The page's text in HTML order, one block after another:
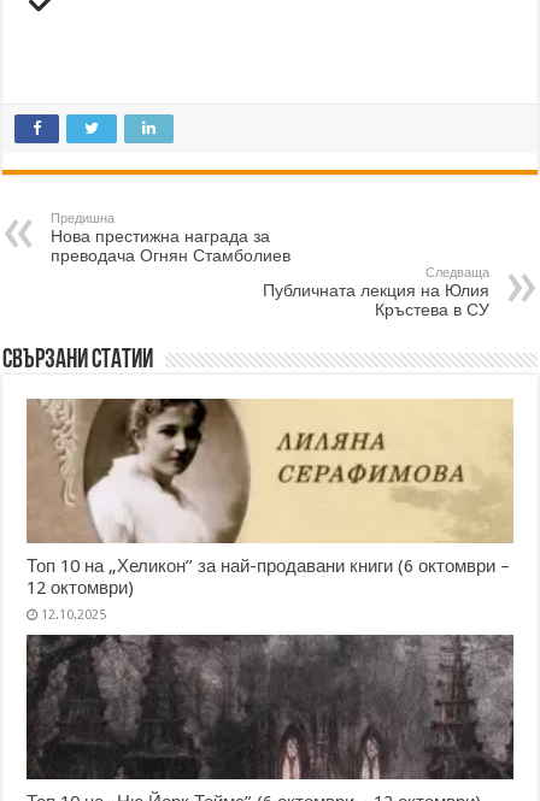
Предишна
Нова престижна награда за
преводача Огнян Стамболиев
Следваща
Публичната лекция на Юлия
Кръстева в СУ
Свързани статии
Топ 10 на „Хеликон” за най-продавани книги (6 октомври –
12 октомври)
12.10.2025